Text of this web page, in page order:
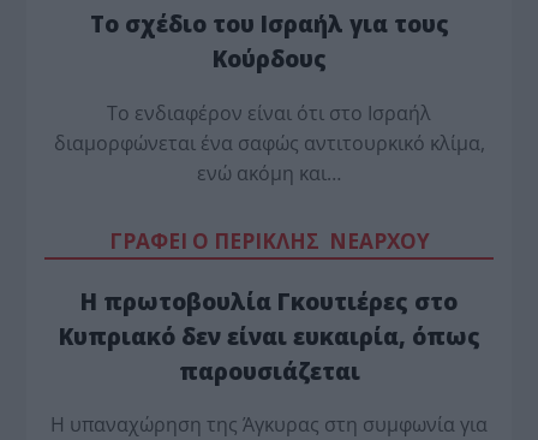
Το σχέδιο του Ισραήλ για τους
Κούρδους
Το ενδιαφέρον είναι ότι στο Ισραήλ
διαμορφώνεται ένα σαφώς αντιτουρκικό κλίμα,
ενώ ακόμη και…
ΓΡΑΦΕΙ Ο ΠΕΡΙΚΛΗΣ ΝΕΑΡΧΟΥ
Η πρωτοβουλία Γκουτιέρες στο
Κυπριακό δεν είναι ευκαιρία, όπως
παρουσιάζεται
Η υπαναχώρηση της Άγκυρας στη συμφωνία για